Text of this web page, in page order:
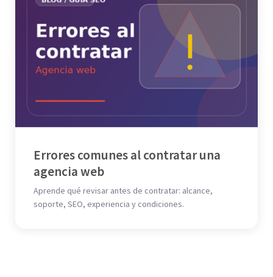
Errores comunes al contratar una
agencia web
Aprende qué revisar antes de contratar: alcance,
soporte, SEO, experiencia y condiciones.